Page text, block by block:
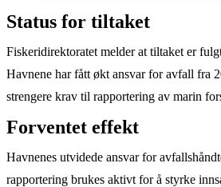
Status for tiltaket
Fiskeridirektoratet melder at tiltaket er
Havnene har fått økt ansvar for avfall fra
strengere krav til rapportering av marin
Forventet effekt
Havnenes utvidede ansvar for
rapportering brukes aktivt for å styrke